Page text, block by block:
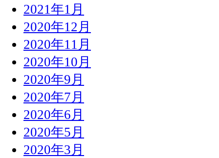
2021年1月
2020年12月
2020年11月
2020年10月
2020年9月
2020年7月
2020年6月
2020年5月
2020年3月